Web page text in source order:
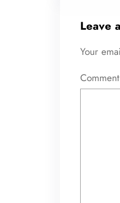
Leave
Your
Comment